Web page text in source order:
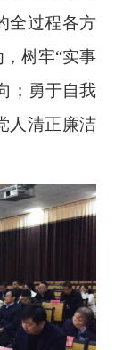
全过程各方
树牢“实事
；勇于自我
人清正廉洁